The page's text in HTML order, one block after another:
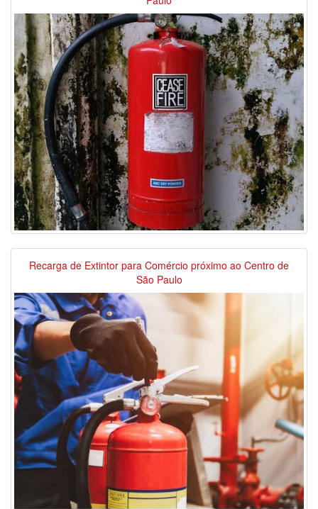
Recarga de Extintor para Comércio próximo ao Centro de
São Paulo